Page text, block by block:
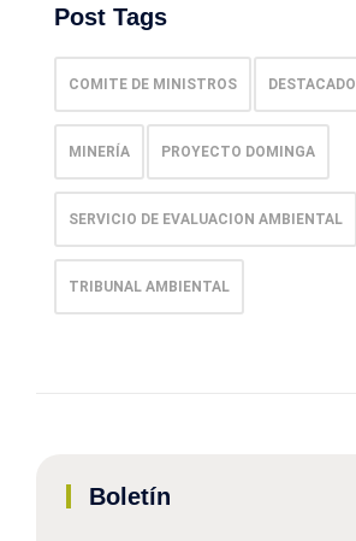
Post Tags
COMITE DE MINISTROS DESTACADO
MINERÍA PROYECTO DOMINGA
SERVICIO DE EVALUACION AMBIENTAL
TRIBUNAL AMBIENTAL
Boletín